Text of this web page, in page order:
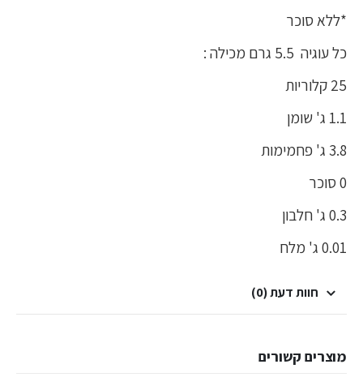
*ללא סוכר
כל עוגיה 5.5 גרם מכילה :
25 קלוריות
1.1 ג' שומן
3.8 ג' פחמימות
0 סוכר
0.3 ג' חלבון
0.01 ג' מלח
חוות דעת (0)
מוצרים קשורים